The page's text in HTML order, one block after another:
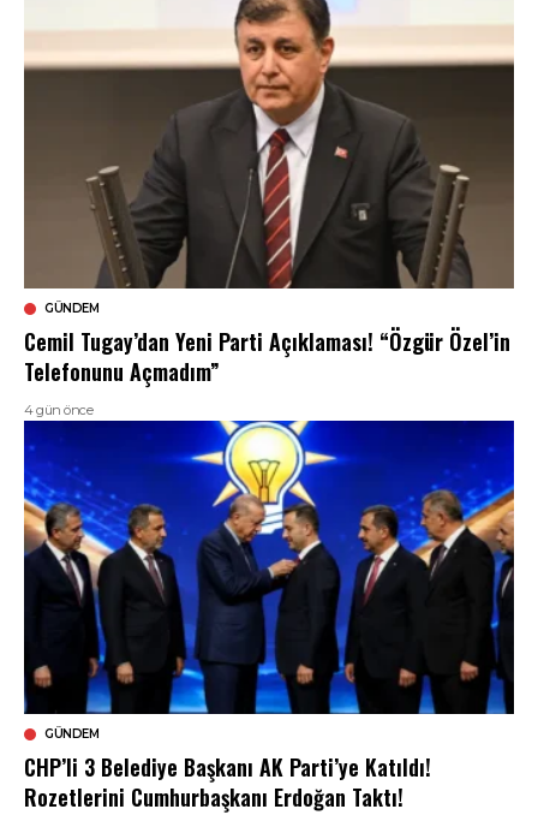
GÜNDEM
Cemil Tugay’dan Yeni Parti Açıklaması! “Özgür Özel’in
Telefonunu Açmadım”
4 gün önce
GÜNDEM
CHP’li 3 Belediye Başkanı AK Parti’ye Katıldı!
Rozetlerini Cumhurbaşkanı Erdoğan Taktı!